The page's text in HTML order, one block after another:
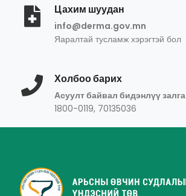
Цахим шуудан
info@derma.gov.mn
Яаралтай тусламж хэрэгтэй бол
Холбоо барих
Асуулт байвал бидэнлүү залга
1800-0119, 70135036